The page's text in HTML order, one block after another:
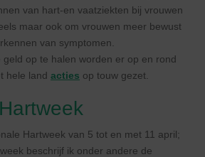
van hart-en vaatziekten bij vrouwen
maar ook om vrouwen meer bewust
van symptomen.
op te halen worden er op en rond
hele land acties op touw gezet.
Hartweek van 5 tot en met 11 april;
beschrijf ik onder andere de